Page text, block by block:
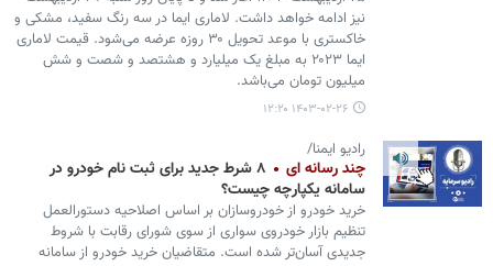
نیز ادامه خواهد داشت. لاماری ایما در سه رنگ سفید، مشکی و
خاکستری با موعد تحویل ۳۰ روزه عرضه می‌شود. قیمت لاماری
ایما ۲۰۲۳ به مبلغ یک میلیارد و هشتصد و شصت و شش
میلیون تومان می‌باشد.
۱۴۰۳-۰۲-۲۶ ۱۲:۲۰
رادیو ایمنا/
چند رسانه ای
۸ شرط جدید برای ثبت نام خودرو در
سامانه یکپارچه چیست؟
خرید خودرو از خودروسازان بر اساس اصلاحیه دستورالعمل
تنظیم بازار خودروی سواری از سوی شورای رقابت با شروط
جدیدی آسان‌تر شده است. متقاضیان خرید خودرو از سامانه